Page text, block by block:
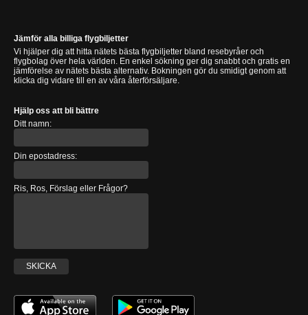
Jämför alla billiga flygbiljetter
Vi hjälper dig att hitta nätets bästa flygbiljetter bland resebyråer och
flygbolag över hela världen. En enkel sökning ger dig snabbt och gratis en
jämförelse av nätets bästa alternativ. Bokningen gör du smidigt genom att
klicka dig vidare till en av våra återförsäljare.
Hjälp oss att bli bättre
Ditt namn:
Din epostadress:
Ris, Ros, Förslag eller Frågor?
SKICKA